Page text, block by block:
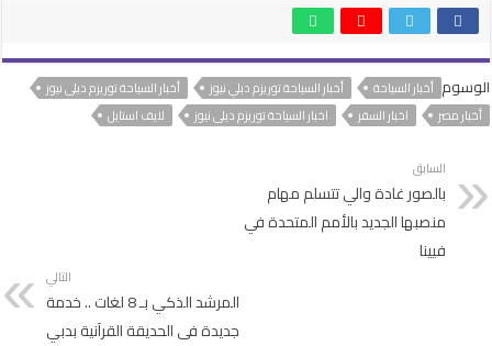
الوسوم أخبار السياحة أخبار السياحة توريزم دبلي نيوز
أخبار السياحة توريزم ديلى نيوز
أخبار مصر
اخبار السفر اخبار السياحة توريزم ديلى نيوز لايف استايل
السابق
بالصور غادة والي تتسلم مهام
منصبها الجديد بالأمم المتحدة في
فيينا
التالي
المرشد الذكي بـ 8 لغات .. خدمة
جديدة فى الحديقة القرآنية بدبي